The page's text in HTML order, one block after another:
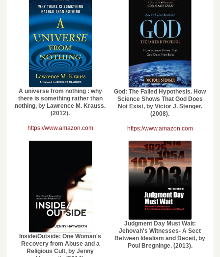
A universe from nothing : why
there is something rather than
nothing, by Lawrence M. Krauss.
(2012).
https://www.amazon.com
God: The Failed Hypothesis. How
Science Shows That God Does
Not Exist, by Victor J. Stenger.
(2008).
https://www.amazon.com
Inside/Outside: One Woman's
Recovery from Abuse and a
Religious Cult, by Jenny
Judgment Day Must Wait:
Jehovah's Witnesses- A Sect
Between Idealism and Deceit, by
Poul Bregninge. (2013).